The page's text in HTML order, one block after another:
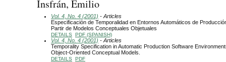
Insfrán, Emilio
Vol. 4, No. 4 (2001) - Articles
Especificación de Temporalidad en Entornos Automáticos de
Partir de Modelos Conceptuales Objetuales
DETAILS PDF (SPANISH)
Vol. 4, No. 4 (2001) - Articles
Temporality Specification in Automatic Production Software
Object-Oriented Conceptual Models.
DETAILS PDF